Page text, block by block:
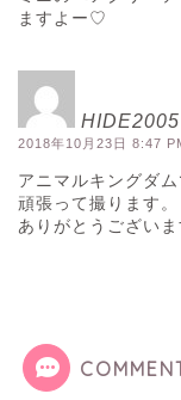
ますよー♡
HIDE2005
2018年10月23日 8:47
アニマルキングダム
頑張って撮ります。
ありがとうございま